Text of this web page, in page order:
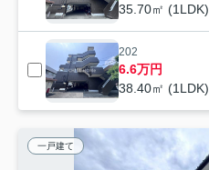
35.70㎡ (1LDK)
202
6.6万円
38.40㎡ (1LDK)
一戸建て